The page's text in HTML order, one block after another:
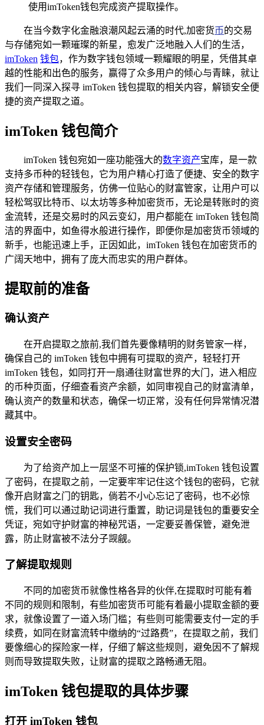
使用imToken钱包完成资产提取操作。
在当今数字化金融浪潮风起云涌的时代,加密货币的交易
与存储宛如一颗璀璨的新星，愈发广泛地融入人们的生活，
imToken 钱包，作为数字钱包领域一颗耀眼的明星，凭借其卓
越的性能和出色的服务，赢得了众多用户的倾心与青睐，就让
我们一同深入探寻 imToken 钱包提取的相关内容，解锁安全便
捷的资产提取之道。
imToken 钱包简介
imToken 钱包宛如一座功能强大的数字资产宝库，是一款
支持多币种的轻钱包，它为用户精心打造了便捷、安全的数字
资产存储和管理服务，仿佛一位贴心的财富管家，让用户可以
轻松驾驭比特币、以太坊等多种加密货币，无论是转账时的资
金流转，还是交易时的风云变幻，用户都能在 imToken 钱包简
洁的界面中，如鱼得水般进行操作，即便你是加密货币领域的
新手，也能迅速上手，正因如此，imToken 钱包在加密货币的
广阔天地中，拥有了庞大而忠实的用户群体。
提取前的准备
确认资产
在开启提取之旅前,我们首先要像精明的财务管家一样，
确保自己的 imToken 钱包中拥有可提取的资产，轻轻打开
imToken 钱包，如同打开一扇通往财富世界的大门，进入相应
的币种页面，仔细查看资产余额，如同审视自己的财富清单，
确认资产的数量和状态，确保一切正常，没有任何异常情况潜
藏其中。
设置安全密码
为了给资产加上一层坚不可摧的保护锁,imToken 钱包设置
了密码，在提取之前，一定要牢牢记住这个钱包的密码，它就
像开启财富之门的钥匙，倘若不小心忘记了密码，也不必惊
慌，我们可以通过助记词进行重置，助记词是钱包的重要安全
凭证，宛如守护财富的神秘咒语，一定要妥善保管，避免泄
露，防止财富被不法分子觊觎。
了解提取规则
不同的加密货币就像性格各异的伙伴,在提取时可能有着
不同的规则和限制，有些加密货币可能有着最小提取金额的要
求，就像设置了一道入场门槛；有些则可能需要支付一定的手
续费，如同在财富流转中缴纳的“过路费”，在提取之前，我们
要像细心的探险家一样，仔细了解这些规则，避免因不了解规
则而导致提取失败，让财富的提取之路畅通无阻。
imToken 钱包提取的具体步骤
打开 imToken 钱包